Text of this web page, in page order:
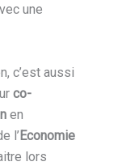
une
c’est aussi
co-
en
l’Economie
lors